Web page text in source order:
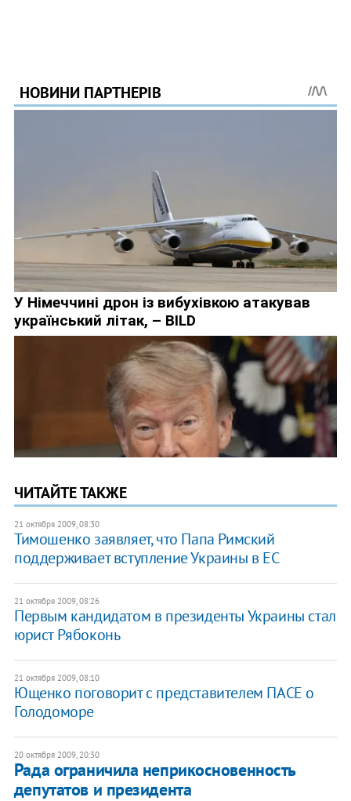
ЧИТАЙТЕ ТАКЖЕ
21 октября 2009, 08:30
Тимошенко заявляет, что Папа Римский
поддерживает вступление Украины в ЕС
21 октября 2009, 08:26
Первым кандидатом в президенты Украины стал
юрист Рябоконь
21 октября 2009, 08:10
Ющенко поговорит с представителем ПАСЕ о
Голодоморе
20 октября 2009, 20:30
Рада ограничила неприкосновенность
депутатов и президента